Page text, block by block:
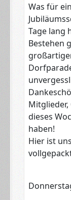
​Was für
Tage lang
Bestehen
Mitglieder,
dieses
haben!
​Hier ist